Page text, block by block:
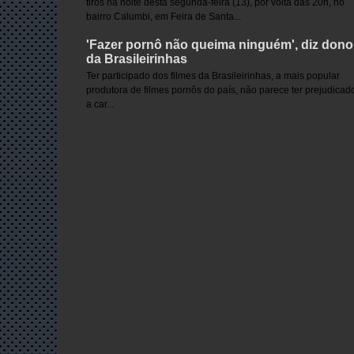
tiros na noite desta segunda-feira (13), por volta das 20h, no
bairro Calumbi, em Feira de Santa...
'Fazer pornô não queima ninguém', diz dono
da Brasileirinhas
Ter participado dos filmes da Brasileirinhas, a mais popular
produtora de filmes pornôs do país, não parece ter
a car...